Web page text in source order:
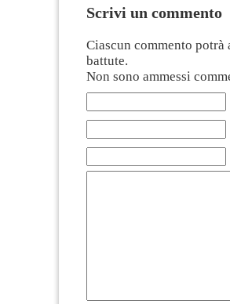
Scrivi un commento
Ciascun commento potrà
battute.
Non sono ammessi